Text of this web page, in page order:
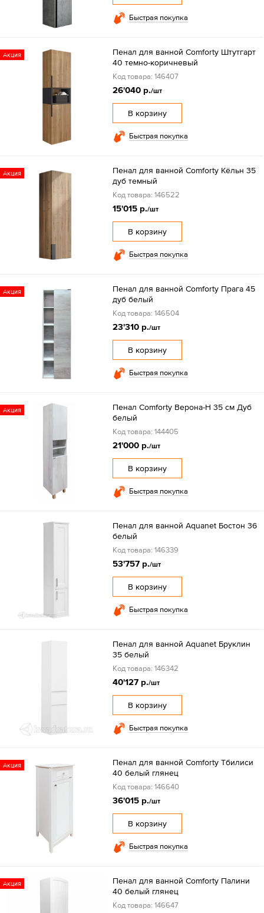
Быстрая покупка
Акция
Пенал для ванной Comforty Штутгарт
40 темно-коричневый
Код товара: 146407
26'040 р./шт
В корзину
Быстрая покупка
Акция
Пенал для ванной Comforty Кёльн 35
дуб темный
Код товара: 146522
15'015 р./шт
В корзину
Быстрая покупка
Акция
Пенал для ванной Comforty Прага 45
дуб белый
Код товара: 146504
23'310 р./шт
В корзину
Быстрая покупка
Акция
Пенал Comforty Верона-Н 35 см Дуб
белый
Код товара: 144405
21'000 р./шт
В корзину
Быстрая покупка
Пенал для ванной Aquanet Бостон 36
белый
Код товара: 146339
53'757 р./шт
В корзину
Быстрая покупка
Пенал для ванной Aquanet Бруклин
35 белый
Код товара: 146342
40'127 р./шт
В корзину
Быстрая покупка
Акция
Пенал для ванной Comforty Тбилиси
40 белый глянец
Код товара: 146640
36'015 р./шт
В корзину
Быстрая покупка
Акция
Пенал для ванной Comforty Палини
40 белый глянец
Код товара: 146647